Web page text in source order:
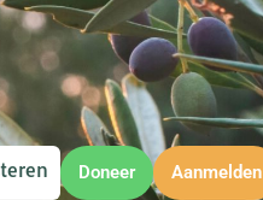
Doneer Aanmelden